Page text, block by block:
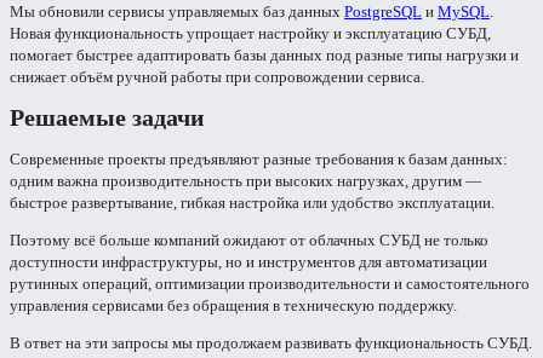
Мы обновили сервисы управляемых баз данных PostgreSQL и MySQL
Новая функциональность упрощает настройку и эксплуатацию СУБД,
помогает быстрее адаптировать базы данных под разные типы нагрузки и
снижает объём ручной работы при сопровождении сервиса.
Решаемые задачи
Современные проекты предъявляют разные требования к базам данных:
одним важна производительность при высоких нагрузках, другим —
быстрое развертывание, гибкая настройка или удобство эксплуатации.
Поэтому всё больше компаний ожидают от облачных СУБД не только
доступности инфраструктуры, но и инструментов для автоматизации
рутинных операций, оптимизации производительности и самостоятельного
управления сервисами без обращения в техническую поддержку.
В ответ на эти запросы мы продолжаем развивать функциональность СУБД.